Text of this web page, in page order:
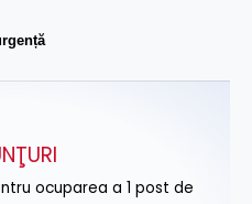
ocuparea a 1 post de